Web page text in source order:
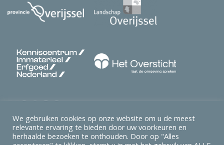
We gebruiken cookies op onze website om u de meest
relevante ervaring te bieden door uw voorkeuren en
herhaalde bezoeken te onthouden. Door op "Alles